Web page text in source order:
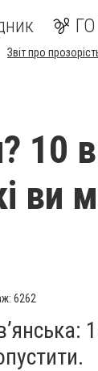
Звіт про
10
ви
6262